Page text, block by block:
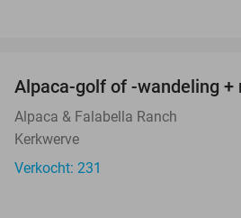
Alpaca-golf of -wandeling +
Alpaca & Falabella Ranch
Kerkwerve
Verkocht: 231